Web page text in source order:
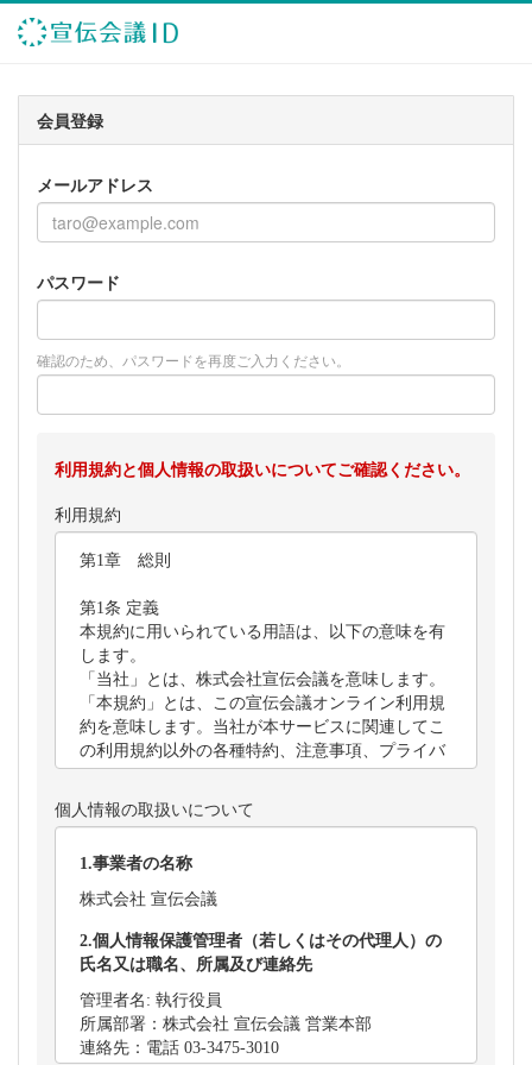
会員登録
メールアドレス
パスワード
確認のため、パスワードを再度ご入力ください。
利用規約と個人情報の取扱いについてご確認ください。
利用規約
個人情報の取扱いについて